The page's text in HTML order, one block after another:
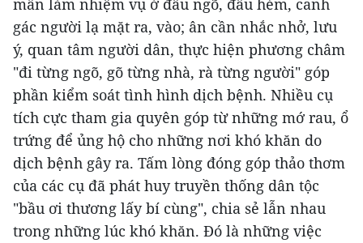
mẫn làm nhiệm vụ ở đầu ngõ, đầu hẻm, canh
gác người lạ mặt ra, vào; ân cần nhắc nhở, lưu
ý, quan tâm người dân, thực hiện phương châm
"đi từng ngõ, gõ từng nhà, rà từng người" góp
phần kiểm soát tình hình dịch bệnh. Nhiều cụ
tích cực tham gia quyên góp từ những mớ rau, ổ
trứng để ủng hộ cho những nơi khó khăn do
dịch bệnh gây ra. Tấm lòng đóng góp thảo thơm
của các cụ đã phát huy truyền thống dân tộc
"bầu ơi thương lấy bí cùng", chia sẻ lẫn nhau
trong những lúc khó khăn. Đó là những việc